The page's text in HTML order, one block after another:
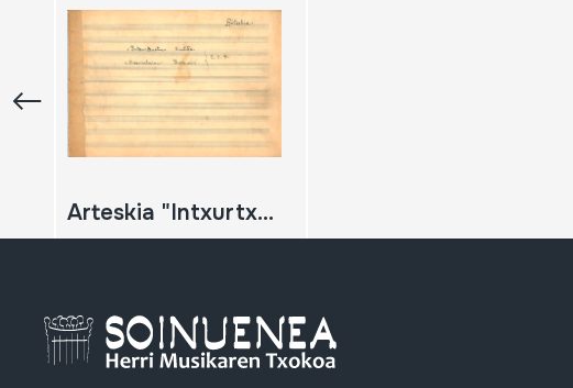
Arteskia "Intxurtxuetan" Irustotza "Basozelaian" Ariñ-ariñ